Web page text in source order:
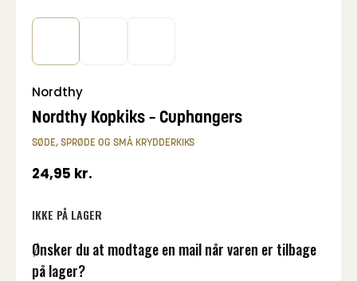
Nordthy
Nordthy Kopkiks – Cuphangers
SØDE, SPRØDE OG SMÅ KRYDDERKIKS
24,95 kr.
IKKE PÅ LAGER
Ønsker du at modtage en mail når varen er tilbage
på lager?